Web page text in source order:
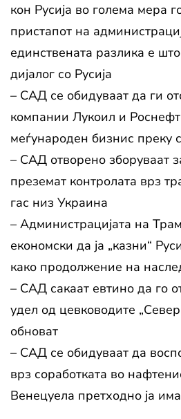
кон Русија во голема мера
пристапот на
единствената разлика е
дијалог со Русија
– САД се обидуваат да ги
компании Лукоил и
меѓународен бизнис преку
– САД отворено зборуваат
преземат контролата врз
гас низ Украина
– Администрацијата на
економски да ја „казни“
како продолжение на
– САД сакаат евтино да го
удел од цевководите
обноват
– САД се обидуваат да
врз соработката во
Венецуела претходно ја